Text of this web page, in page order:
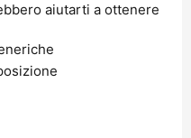
aiutarti a ottenere